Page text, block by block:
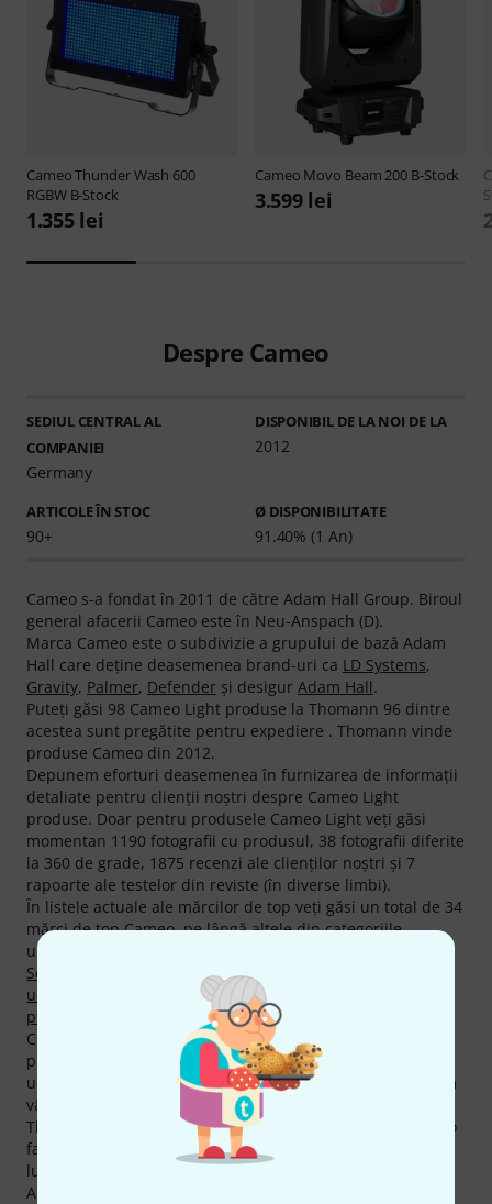
CameoThunder Wash 600
RGBW B-Stock
1.355 lei
Cameo Movo Beam 200 B-Stock
3.599 lei
Despre Cameo
SEDIUL CENTRAL AL
COMPANIEI
Germany
DISPONIBIL DE LA NOI DE LA
2012
ARTICOLE ÎN STOC
90+
Ø DISPONIBILITATE
91.40% (1 An)
Cameo s-a fondat în 2011 de către Adam Hall Group. Biroul
general afacerii Cameo este în Neu-Anspach (D).
Marca Cameo este o subdivizie a grupului de bază Adam
Hall care deţine deasemenea brand-uri ca LD Systems,
Gravity, Palmer, Defender şi desigur Adam Hall.
Puteţi găsi 98 Cameo Light produse la Thomann 96 dintre
acestea sunt pregătite pentru expediere . Thomann vinde
produse Cameo din 2012.
Depunem eforturi deasemenea în furnizarea de informaţii
detaliate pentru clienţii noştri despre Cameo Light
produse. Doar pentru produsele Cameo Light veţi găsi
momentan 1190 fotografii cu produsul, 38 fotografii diferite
la 360 de grade, 1875 recenzi ale clienţilor noştri şi 7
rapoarte ale testelor din reviste (în diverse limbi).
În listele actuale ale mărcilor de top veţi găsi un total de 34
mărci de top Cameo, pe lângă altele din categoriile
următoare
Seturi cu Scannere / Mov.Head-uri
uri
Bare LED şiSofturi şi Dispozitive DMX
pt. PC
Cel mai vândut din momentul actual este următorul
produs
Cameo Q-Spot 40 RGBW Black. Un hit absolut este
următorul produs
Cameo TS 200 FC LED Theater-Spot
- am
vândut deja acest produs de peste 3.000 de ori.
Thomann este deasemenea mai ieftin la produsele Cameo
faţă de cei mai mulţi dintre competitori. În ultimele trei
luni am redus preţurile la 26 de produse Cameo.
Acordăm deasemenea pentru produsele Cameo,